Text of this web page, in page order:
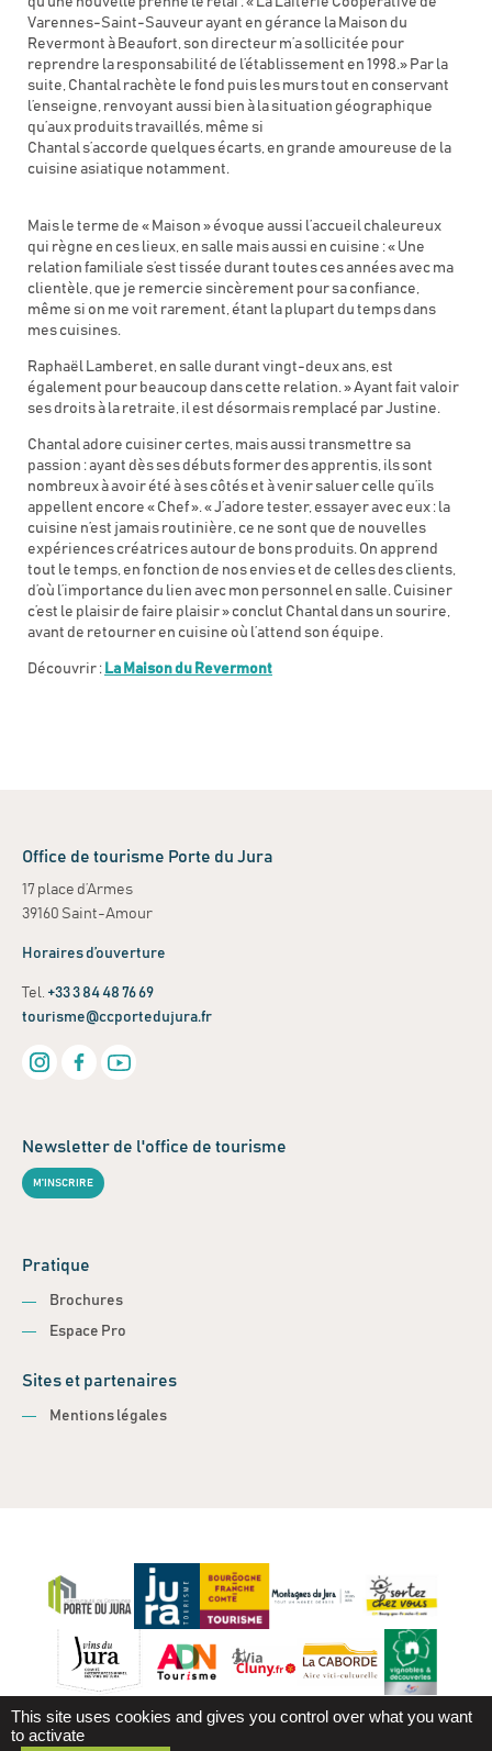
Varennes-Saint-Sauveur ayant en gérance la Maison du
Revermont à Beaufort, son directeur m’a sollicitée pour
reprendre la responsabilité de l’établissement en 1998.» Par la
suite, Chantal rachète le fond puis les murs tout en conservant
l’enseigne, renvoyant aussi bien à la situation géographique
qu’aux produits travaillés, même si
Chantal s’accorde quelques écarts, en grande amoureuse de la
cuisine asiatique notamment.
Mais le terme de « Maison » évoque aussi l’accueil chaleureux
qui règne en ces lieux, en salle mais aussi en cuisine : « Une
relation familiale s’est tissée durant toutes ces années avec ma
clientèle, que je remercie sincèrement pour sa confiance,
même si on me voit rarement, étant la plupart du temps dans
mes cuisines.
Raphaël Lamberet, en salle durant vingt-deux ans, est
également pour beaucoup dans cette relation. » Ayant fait valoir
ses droits à la retraite, il est désormais remplacé par Justine.
Chantal adore cuisiner certes, mais aussi transmettre sa
passion : ayant dès ses débuts former des apprentis, ils sont
nombreux à avoir été à ses côtés et à venir saluer celle qu’ils
appellent encore « Chef ». « J’adore tester, essayer avec eux : la
cuisine n’est jamais routinière, ce ne sont que de nouvelles
expériences créatrices autour de bons produits. On apprend
tout le temps, en fonction de nos envies et de celles des clients,
d’où l’importance du lien avec mon personnel en salle. Cuisiner
c’est le plaisir de faire plaisir » conclut Chantal dans un sourire,
avant de retourner en cuisine où l’attend son équipe.
Découvrir : La Maison du Revermont
Office de tourisme Porte du Jura
17 place d’Armes
39160 Saint-Amour
Horaires d’ouverture
Tel. +33 3 84 48 76 69
tourisme@ccportedujura.fr
Newsletter de l'office de tourisme
M'INSCRIRE
Pratique
Brochures
Espace Pro
Sites et partenaires
Mentions légales
This site uses cookies and gives you control over what you want
to activate